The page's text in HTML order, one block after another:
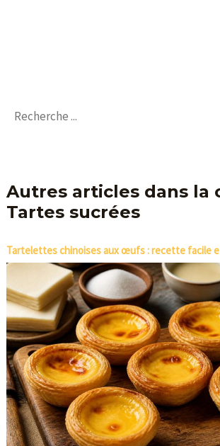
Autres articles dans la
Tartes sucrées
Tartelettes chinoises aux œufs : recette facile